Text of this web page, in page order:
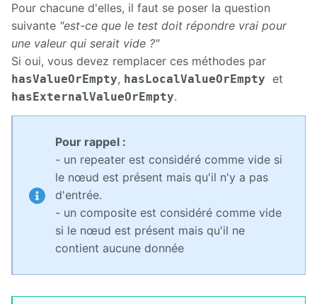
Pour chacune d'elles, il faut se poser la question
suivante "est-ce que le test doit répondre vrai pour
une valeur qui serait vide ?"
Si oui, vous devez remplacer ces méthodes par
hasValueOrEmpty, hasLocalValueOrEmpty et
hasExternalValueOrEmpty.
Pour rappel :
- un repeater est considéré comme vide si
le nœud est présent mais qu'il n'y a pas
d'entrée.
- un composite est considéré comme vide
si le nœud est présent mais qu'il ne
contient aucune donnée